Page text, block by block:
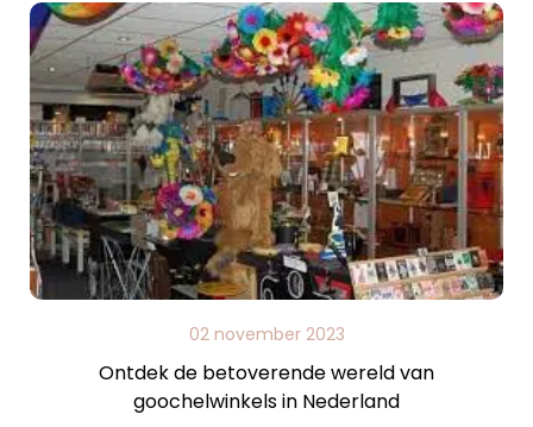
02 november 2023
Ontdek de betoverende wereld van
goochelwinkels in Nederland